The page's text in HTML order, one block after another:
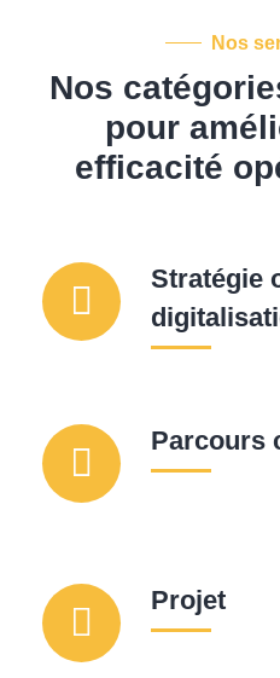
Nos
Nos
pour
efficacité
Stratégie
Parcours
Projet